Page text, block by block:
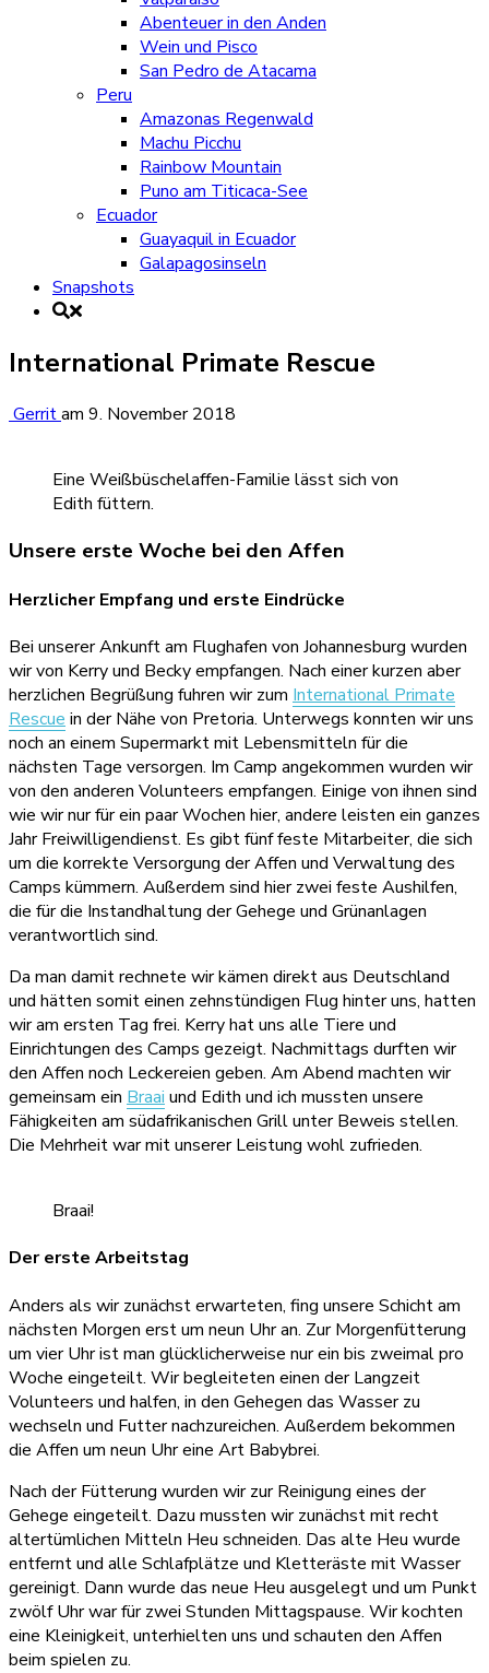
Abenteuer in den Anden
Wein und Pisco
San Pedro de Atacama
Peru
Amazonas Regenwald
Machu Picchu
Rainbow Mountain
Puno am Titicaca-See
Ecuador
Guayaquil in Ecuador
Galapagosinseln
Snapshots
International Primate Rescue
Gerritam 9. November 2018
Eine Weißbüschelaffen-Familie lässt sich von
Edith füttern.
Unsere erste Woche bei den Affen
Herzlicher Empfang und erste Eindrücke
Bei unserer Ankunft am Flughafen von Johannesburg wurden
wir von Kerry und Becky empfangen. Nach einer kurzen aber
herzlichen Begrüßung fuhren wir zum International Primate
Rescue in der Nähe von Pretoria. Unterwegs konnten wir uns
noch an einem Supermarkt mit Lebensmitteln für die
nächsten Tage versorgen. Im Camp angekommen wurden wir
von den anderen Volunteers empfangen. Einige von ihnen sind
wie wir nur für ein paar Wochen hier, andere leisten ein ganzes
Jahr Freiwilligendienst. Es gibt fünf feste Mitarbeiter, die sich
um die korrekte Versorgung der Affen und Verwaltung des
Camps kümmern. Außerdem sind hier zwei feste Aushilfen,
die für die Instandhaltung der Gehege und Grünanlagen
verantwortlich sind.
Da man damit rechnete wir kämen direkt aus Deutschland
und hätten somit einen zehnstündigen Flug hinter uns, hatten
wir am ersten Tag frei. Kerry hat uns alle Tiere und
Einrichtungen des Camps gezeigt. Nachmittags durften wir
den Affen noch Leckereien geben. Am Abend machten wir
gemeinsam ein Braai und Edith und ich mussten unsere
Fähigkeiten am südafrikanischen Grill unter Beweis stellen.
Die Mehrheit war mit unserer Leistung wohl zufrieden.
Braai!
Der erste Arbeitstag
Anders als wir zunächst erwarteten, fing unsere Schicht am
nächsten Morgen erst um neun Uhr an. Zur Morgenfütterung
um vier Uhr ist man glücklicherweise nur ein bis zweimal pro
Woche eingeteilt. Wir begleiteten einen der Langzeit
Volunteers und halfen, in den Gehegen das Wasser zu
wechseln und Futter nachzureichen. Außerdem bekommen
die Affen um neun Uhr eine Art Babybrei.
Nach der Fütterung wurden wir zur Reinigung eines der
Gehege eingeteilt. Dazu mussten wir zunächst mit recht
altertümlichen Mitteln Heu schneiden. Das alte Heu wurde
entfernt und alle Schlafplätze und Kletteräste mit Wasser
gereinigt. Dann wurde das neue Heu ausgelegt und um Punkt
zwölf Uhr war für zwei Stunden Mittagspause. Wir kochten
eine Kleinigkeit, unterhielten uns und schauten den Affen
beim spielen zu.